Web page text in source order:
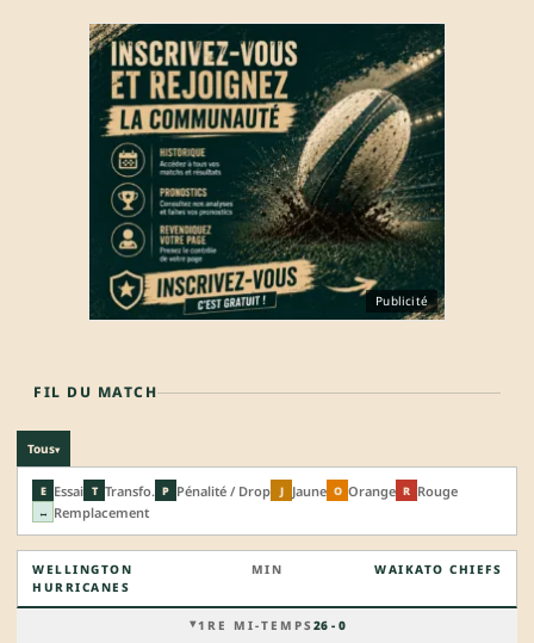
Publicité
FIL DU MATCH
Tous▾
E Essai T Transfo. P Pénalité / Drop J Jaune O Orange R Rouge
↔ Remplacement
WELLINGTON
HURRICANES
MIN WAIKATO CHIEFS
1RE MI-TEMPS 26 - 0